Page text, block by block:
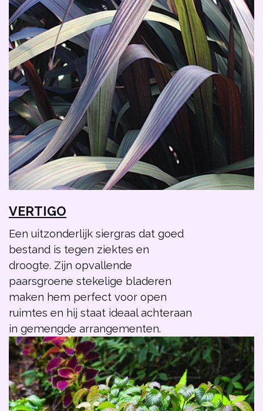
VERTIGO
Een uitzonderlijk siergras dat goed
bestand is tegen ziektes en
droogte. Zijn opvallende
paarsgroene stekelige bladeren
maken hem perfect voor open
ruimtes en hij staat ideaal achteraan
in gemengde arrangementen.